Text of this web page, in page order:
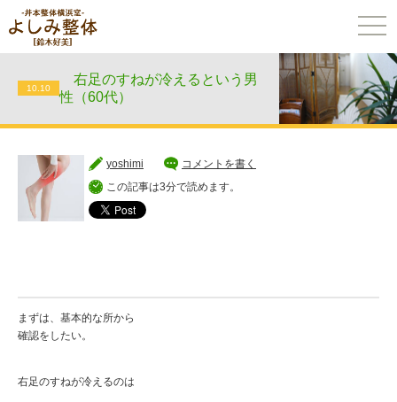
10.10
右足のすねが冷えるという男
性（60代）
yoshimi
コメントを書く
この記事は3分で読めます。
まずは、基本的な所から
確認をしたい。
右足のすねが冷えるのは